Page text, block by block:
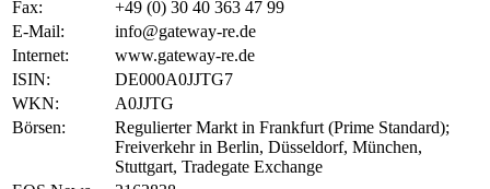
Fax:
+49 (0) 30 40 363 47 99
E-Mail:
info@gateway-re.de
Internet:
www.gateway-re.de
ISIN:
DE000A0JJTG7
WKN:
A0JJTG
Börsen:
Regulierter Markt in Frankfurt (Prime Standard);
Freiverkehr in Berlin, Düsseldorf, München,
Stuttgart, Tradegate Exchange